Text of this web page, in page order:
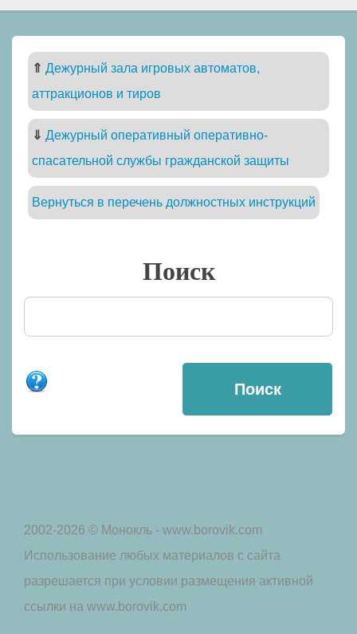
⇑ Дежурный зала игровых автоматов,
аттракционов и тиров
⇓ Дежурный оперативный оперативно-
спасательной службы гражданской защиты
Вернуться в перечень должностных инструкций
Поиск
2002-2026 © Монокль - www.borovik.com
Использование любых материалов с сайта
разрешается при условии размещения активной
ссылки на www.borovik.com